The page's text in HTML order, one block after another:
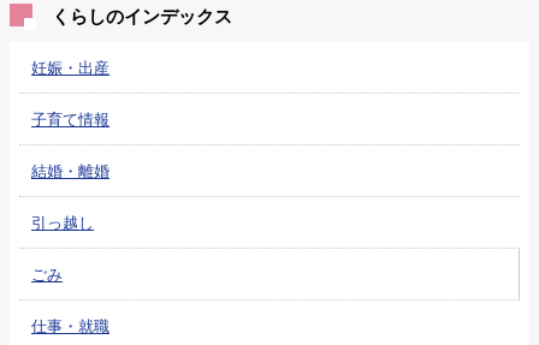
くらしのインデックス
妊娠・出産
子育て情報
結婚・離婚
引っ越し
ごみ
仕事・就職